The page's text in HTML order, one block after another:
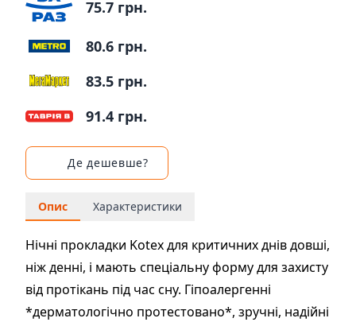
75.7 грн.
80.6 грн.
83.5 грн.
91.4 грн.
Де дешевше?
Опис Характеристики
Нічні прокладки Kotex для критичних днів довші,
ніж денні, і мають спеціальну форму для захисту
від протікань під час сну. Гіпоалергенні
*дерматологічно протестовано*, зручні, надійні